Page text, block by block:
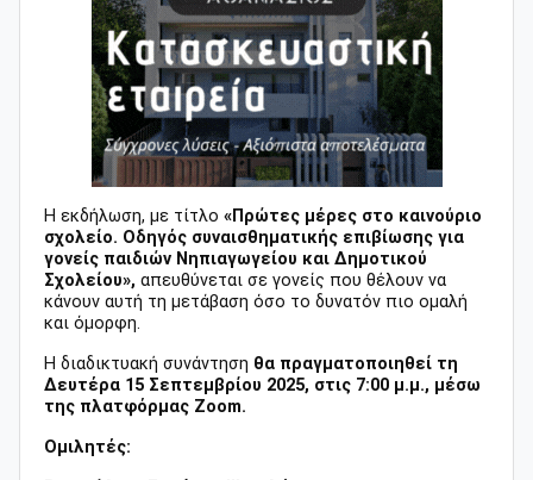
Η εκδήλωση, με τίτλο «Πρώτες μέρες στο καινούριο
σχολείο. Οδηγός συναισθηματικής επιβίωσης για
γονείς παιδιών Νηπιαγωγείου και Δημοτικού
Σχολείου», απευθύνεται σε γονείς που θέλουν να
κάνουν αυτή τη μετάβαση όσο το δυνατόν πιο ομαλή
και όμορφη.
Η διαδικτυακή συνάντηση θα πραγματοποιηθεί τη
Δευτέρα 15 Σεπτεμβρίου 2025, στις 7:00 μ.μ., μέσω
της πλατφόρμας Zoom.
Ομιλητές: